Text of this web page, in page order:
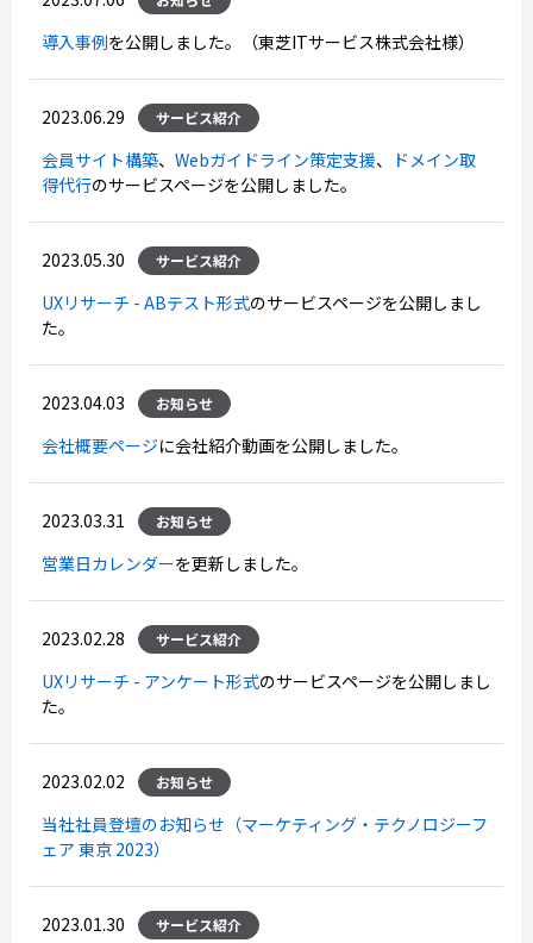
導入事例を公開しました。（東芝ITサービス株式会社様）
2023.06.29 サービス紹介
会員サイト構築、 Webガイドライン策定支援、
ドメイン取
得代行のサービスページを公開しました。
2023.05.30 サービス紹介
UXリサーチ - ABテスト形式のサービスページを公開しまし
た。
2023.04.03 お知らせ
会社概要ページに会社紹介動画を公開しました。
2023.03.31 お知らせ
営業日カレンダーを更新しました。
2023.02.28 サービス紹介
UXリサーチ - アンケート形式のサービスページを公開しまし
た。
2023.02.02 お知らせ
当社社員登壇のお知らせ（マーケティング・テクノロジーフ
ェア 東京 2023）
2023.01.30 サービス紹介